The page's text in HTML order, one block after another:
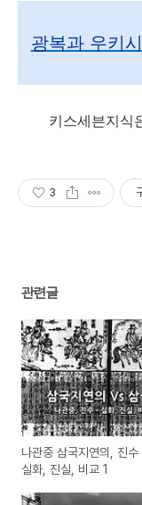
광복과 우키
키스세븐지식
3
관련글
나관중 삼국지연의, 진
실화, 진실, 비교 1